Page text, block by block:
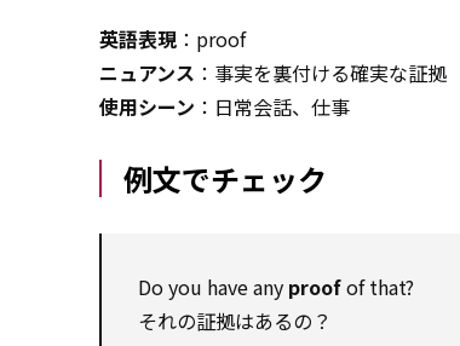
英語表現 ：proof
ニュアンス ：事実を裏付ける確実な証拠
使用シーン ：日常会話、仕事
例文でチェック
Do you have any proofof that?
それの証拠はあるの？